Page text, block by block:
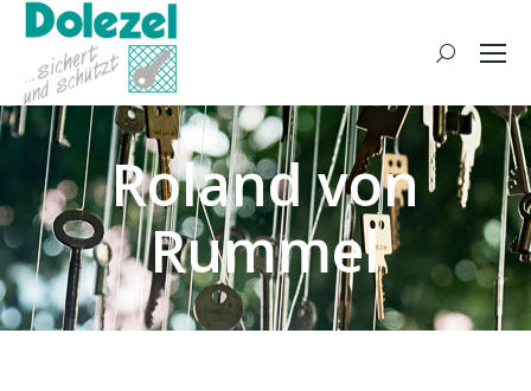
Search:
Roland von
Rummel